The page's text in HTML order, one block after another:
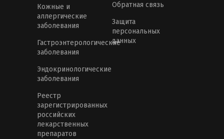
Кожные и
аллергические
заболевания
Гастроэнтерологические
заболевания
Эндокринологические
заболевания
Реестр
зарегистрированных
российских
лекарственных
препаратов
Обратная связь
Защита
персональных
данных